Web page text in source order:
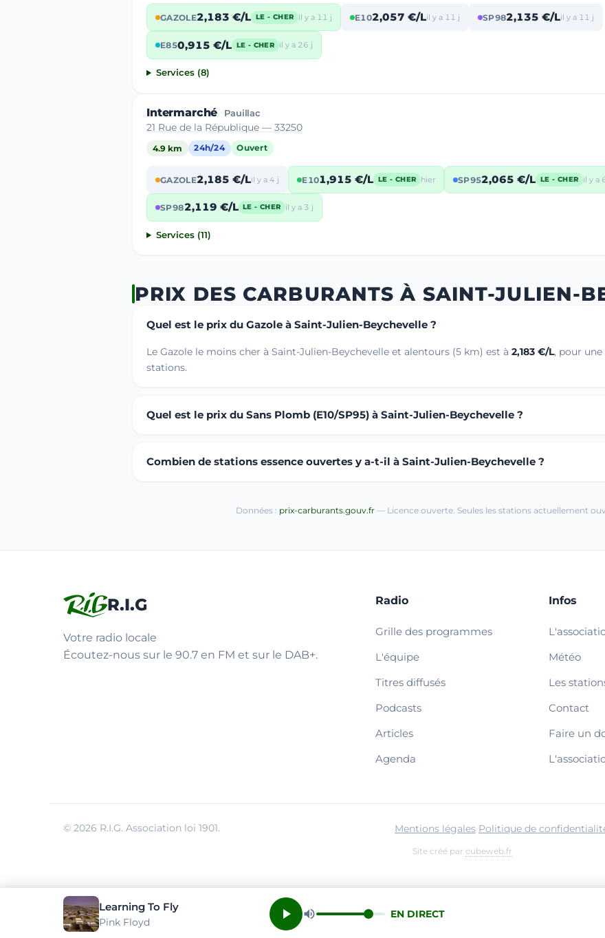
GAZOLE2,183 €/L LE - CHER il y a 11 j E102,057 €/Lil y a 11 j SP982,135 €/Lil y a 11 j
E850,915 €/L LE - CHER il y a 26 j
Services (8)
Intermarché Pauillac
21 Rue de la République — 33250
4.9 km 24h/24 Ouvert
GAZOLE2,185 €/Lil y a 4 j E101,915 €/L LE - CHER hier SP952,065 €/L LE - CHER il y a
SP982,119 €/L LE - CHER il y a 3 j
Services (11)
PRIX DES CARBURANTS À SAINT-JULIEN-
Quel est le prix du Gazole à Saint-Julien-Beychevelle ?
Le Gazole le moins cher à Saint-Julien-Beychevelle et alentours (5 km) est à 2,183 €/L, pour
stations.
Quel est le prix du Sans Plomb (E10/SP95) à Saint-Julien-Beychevelle ?
Combien de stations essence ouvertes y a-t-il à Saint-Julien-Beychevelle ?
Données : prix-carburants.gouv.fr — Licence ouverte. Seules les stations actuellement
R.I.G
Votre radio locale
Écoutez-nous sur le 90.7 en FM et sur le DAB+.
Radio
Grille des programmes
L'équipe
Titres diffusés
Podcasts
Articles
Agenda
Infos
Météo
Les
Contact
Faire un
© 2026 R.I.G. Association loi 1901. Mentions légales·Politique de
Site créé par cubeweb.fr
Learning To Fly
Pink Floyd
EN DIRECT